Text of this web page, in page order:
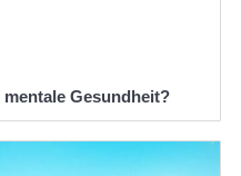
Gesundheit?